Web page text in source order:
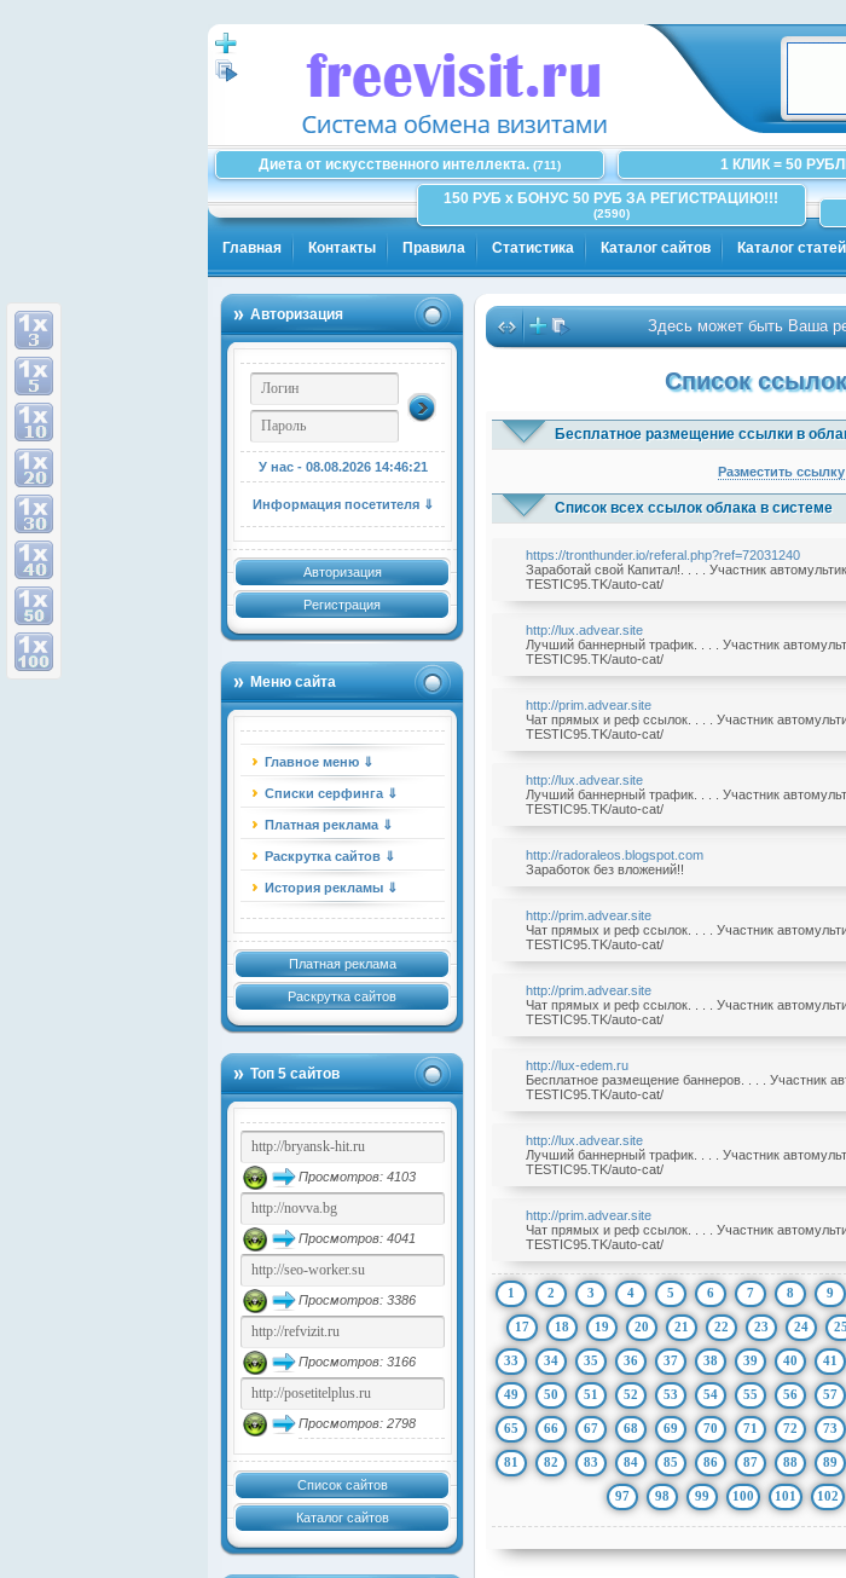
Диета от искусственного интеллекта. (711) 1 КЛИК = 50
150 РУБ x БОНУС 50 РУБ ЗА РЕГИСТРАЦИЮ!!!
(2590)
Главная Контакты Правила Статистика Каталог сайтов Каталог статей
Авторизация
У нас - 08.08.2026 14:46:22
Информация посетителя ⇓
Авторизация
Регистрация
Меню сайта
Главное меню ⇓
Списки серфинга ⇓
Платная реклама ⇓
Раскрутка сайтов ⇓
История рекламы ⇓
Платная реклама
Раскрутка сайтов
Топ 5 сайтов
Просмотров: 4103
Просмотров: 4041
Просмотров: 3386
Просмотров: 3166
Просмотров: 2798
Список сайтов
Каталог сайтов
Здесь может быть Ваша
Список
Бесплатное размещение ссылки в
Разместить
Список всех ссылок облака в системе
https://tronthunder.io/referal.php?ref=72031240
Заработай свой Капитал!. . . . Участник
TESTIC95.TK/auto-cat/
http://lux.advear.site
Лучший баннерный трафик. . . . Участник
TESTIC95.TK/auto-cat/
http://prim.advear.site
Чат прямых и реф ссылок. . . . Участник
TESTIC95.TK/auto-cat/
http://lux.advear.site
Лучший баннерный трафик. . . . Участник
TESTIC95.TK/auto-cat/
http://radoraleos.blogspot.com
Заработок без вложений!!
http://prim.advear.site
Чат прямых и реф ссылок. . . . Участник
TESTIC95.TK/auto-cat/
http://prim.advear.site
Чат прямых и реф ссылок. . . . Участник
TESTIC95.TK/auto-cat/
http://lux-edem.ru
Бесплатное размещение баннеров. . . . Участник
TESTIC95.TK/auto-cat/
http://lux.advear.site
Лучший баннерный трафик. . . . Участник
TESTIC95.TK/auto-cat/
http://prim.advear.site
Чат прямых и реф ссылок. . . . Участник
TESTIC95.TK/auto-cat/
1 2 3 4 5 6 7 8 9
17 18 19 20 21 22 23 24 25
33 34 35 36 37 38 39 40 41
49 50 51 52 53 54 55 56 57
65 66 67 68 69 70 71 72 73
81 82 83 84 85 86 87 88 89
97 98 99 100 101 102